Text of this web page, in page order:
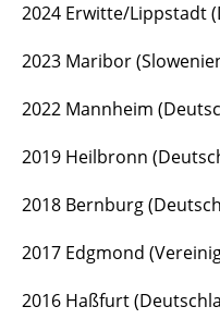
2024 Erwitte/Lippstadt
2023 Maribor
2022 Mannheim
2019 Heilbronn
2018 Bernburg
2017 Edgmond
2016 Haßfurt